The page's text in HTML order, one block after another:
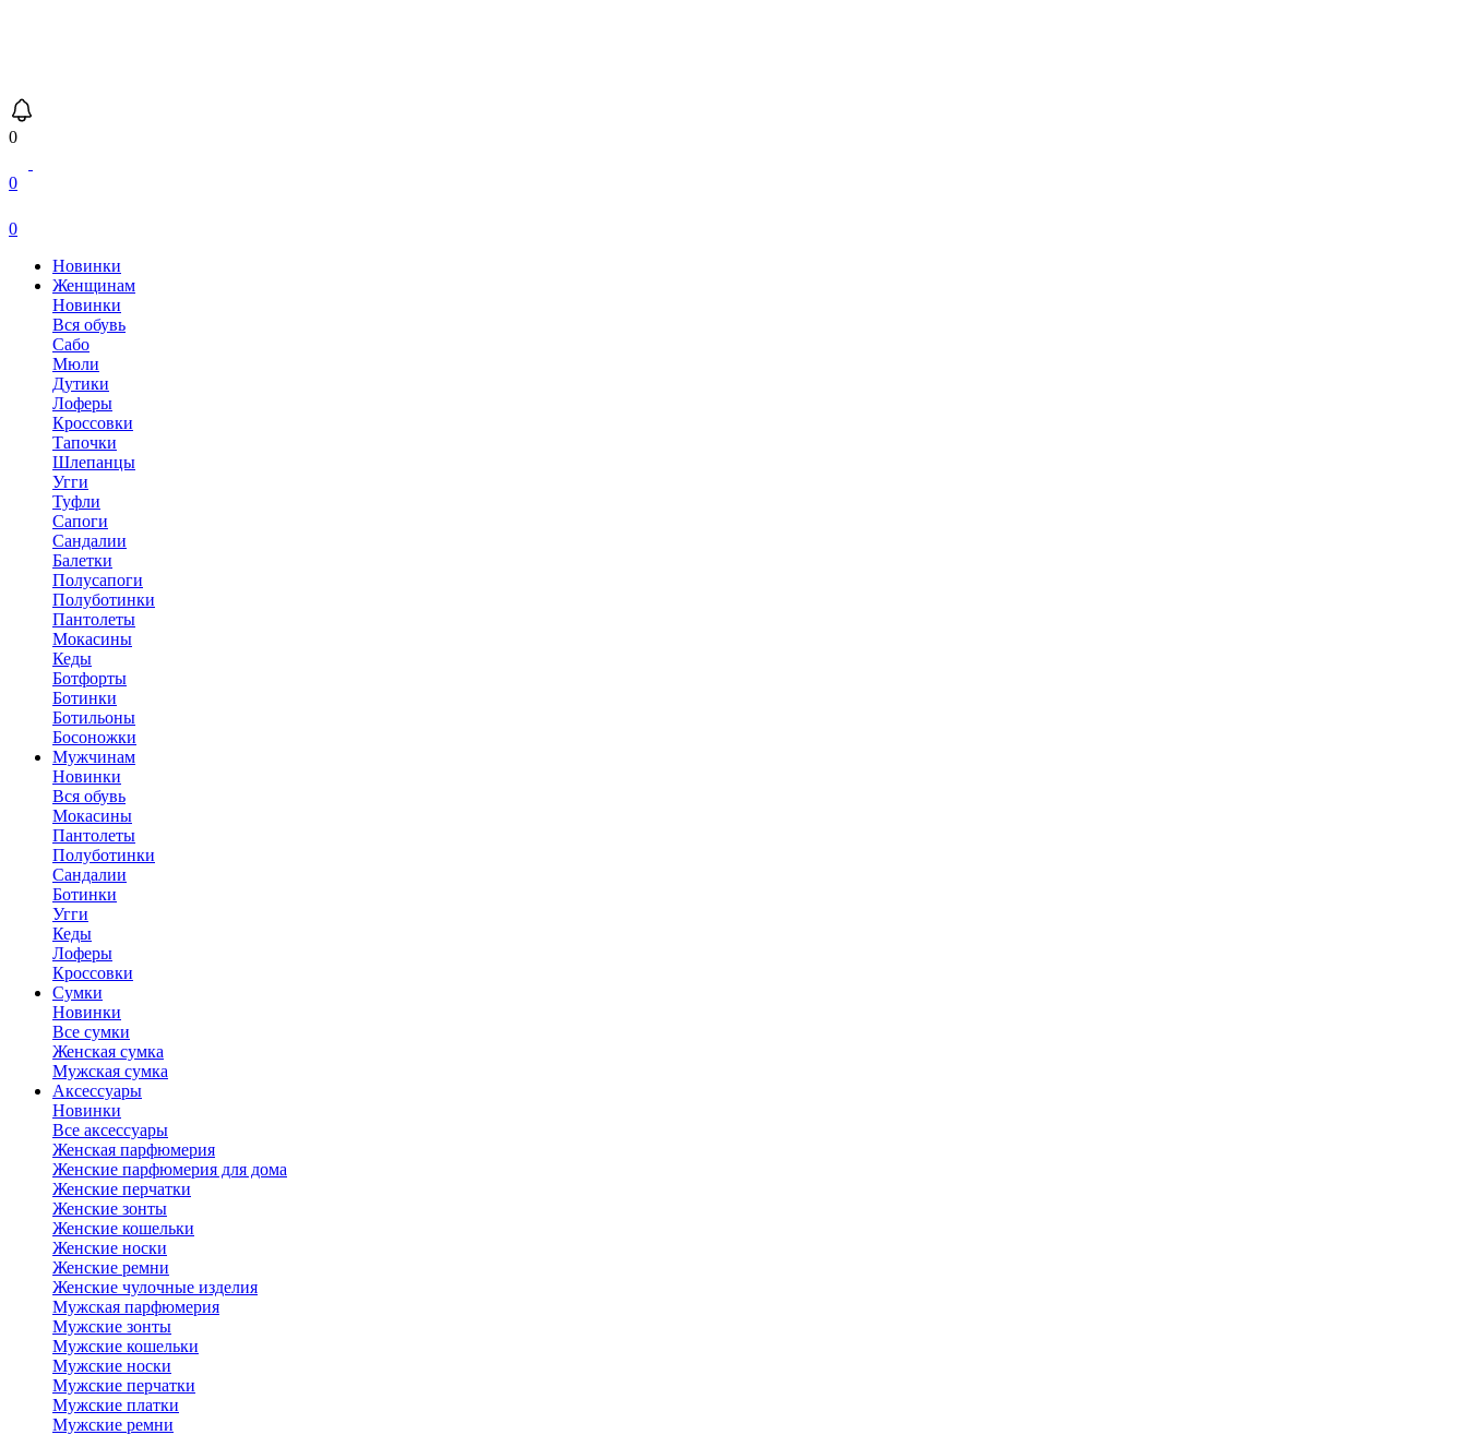
0
0
0
Новинки
Женщинам
Новинки
Вся обувь
Сабо
Мюли
Дутики
Лоферы
Кроссовки
Тапочки
Шлепанцы
Угги
Туфли
Сапоги
Сандалии
Балетки
Полусапоги
Полуботинки
Пантолеты
Мокасины
Кеды
Ботфорты
Ботинки
Ботильоны
Босоножки
Мужчинам
Новинки
Вся обувь
Мокасины
Пантолеты
Полуботинки
Сандалии
Ботинки
Угги
Кеды
Лоферы
Кроссовки
Сумки
Новинки
Все сумки
Женская сумка
Мужская сумка
Аксессуары
Новинки
Все аксессуары
Женская парфюмерия
Женские парфюмерия для дома
Женские перчатки
Женские зонты
Женские кошельки
Женские носки
Женские ремни
Женские чулочные изделия
Мужская парфюмерия
Мужские зонты
Мужские кошельки
Мужские носки
Мужские перчатки
Мужские платки
Мужские ремни